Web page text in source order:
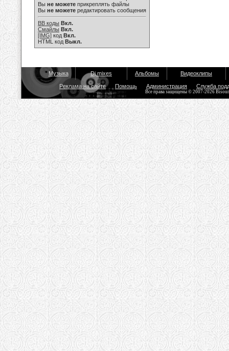
Вы не можете прикреплять файлы
Вы не можете редактировать сообщения
BB коды Вкл.
Смайлы Вкл.
[IMG] код Вкл.
HTML код Выкл.
Музыка Dj mixes Альбомы Видеоклипы
Реклама на сайте Помощь Администрация Служба
Все права защищены © 2007-2026